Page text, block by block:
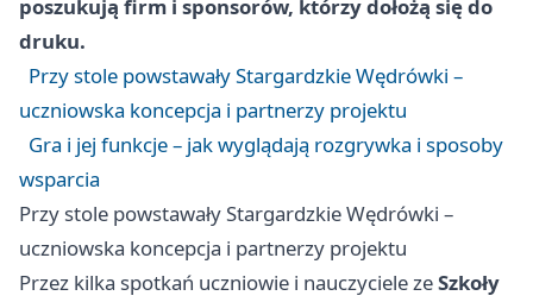
poszukują firm i sponsorów, którzy dołożą się do
druku.
Przy stole powstawały Stargardzkie Wędrówki –
uczniowska koncepcja i partnerzy projektu
Gra i jej funkcje – jak wyglądają rozgrywka i sposoby
wsparcia
Przy stole powstawały Stargardzkie Wędrówki –
uczniowska koncepcja i partnerzy projektu
Przez kilka spotkań uczniowie i nauczyciele zeSzkoły